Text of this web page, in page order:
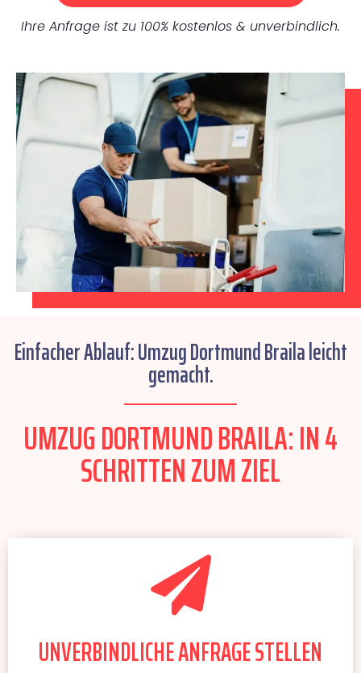
Ihre Anfrage ist zu 100% kostenlos & unverbindlich.
Einfacher Ablauf: Umzug Dortmund Braila leicht
gemacht.
UMZUG DORTMUND BRAILA: IN 4
SCHRITTEN ZUM ZIEL
UNVERBINDLICHE ANFRAGE STELLEN